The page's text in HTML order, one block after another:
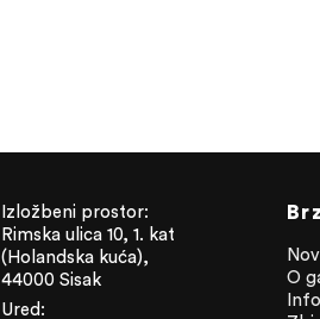
Izložbeni prostor:
Rimska ulica 10, 1. kat
(Holandska kuća),
44000 Sisak
Ured:
O
Info